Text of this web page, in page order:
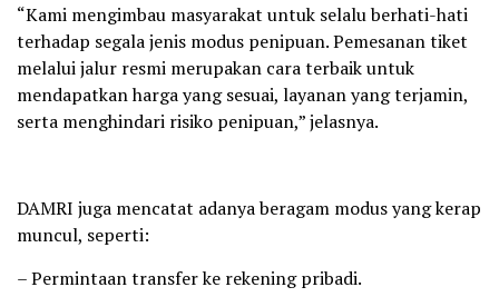
“Kami mengimbau masyarakat untuk selalu berhati-hati
terhadap segala jenis modus penipuan. Pemesanan tiket
melalui jalur resmi merupakan cara terbaik untuk
mendapatkan harga yang sesuai, layanan yang terjamin,
serta menghindari risiko penipuan,” jelasnya.
DAMRI juga mencatat adanya beragam modus yang kerap
muncul, seperti:
– ⁠Permintaan transfer ke rekening pribadi.